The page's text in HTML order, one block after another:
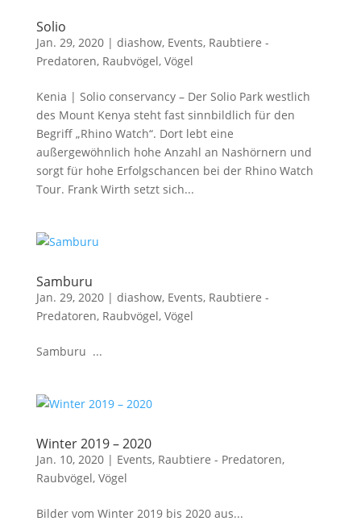
Solio
Jan. 29, 2020| diashow, Events, Raubtiere -
Predatoren, Raubvögel, Vögel
Kenia | Solio conservancy – Der Solio Park westlich
des Mount Kenya steht fast sinnbildlich für den
Begriff „Rhino Watch“. Dort lebt eine
außergewöhnlich hohe Anzahl an Nashörnern und
sorgt für hohe Erfolgschancen bei der Rhino Watch
Tour. Frank Wirth setzt sich...
Samburu
Jan. 29, 2020| diashow, Events, Raubtiere -
Predatoren, Raubvögel, Vögel
Samburu ...
Winter 2019 – 2020
Jan. 10, 2020| Events, Raubtiere - Predatoren,
Raubvögel, Vögel
Bilder vom Winter 2019 bis 2020 aus...